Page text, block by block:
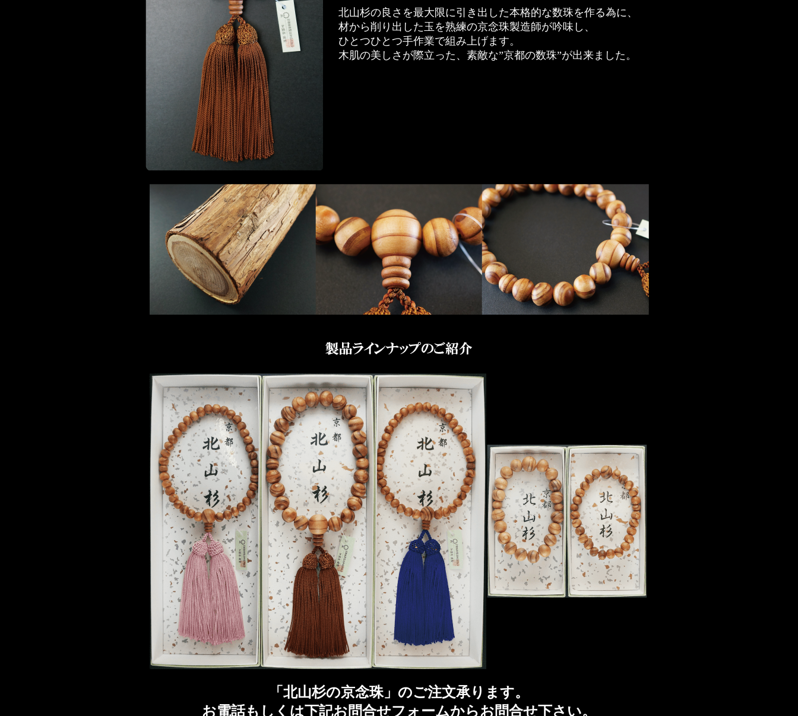
北山杉の良さを最大限に引き出した本格的な数珠を作る為に、
材から削り出した玉を熟練の京念珠製造師が吟味し、
ひとつひとつ手作業で組み上げます。
木肌の美しさが際立った、素敵な”京都の数珠”が出来ました。
「北山杉の京念珠」のご注文承ります。
お電話もしくは下記お問合せフォームからお問合せ下さい。